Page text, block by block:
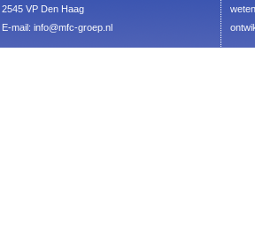
2545 VP Den Haag
E-mail: info@mfc-groep.nl